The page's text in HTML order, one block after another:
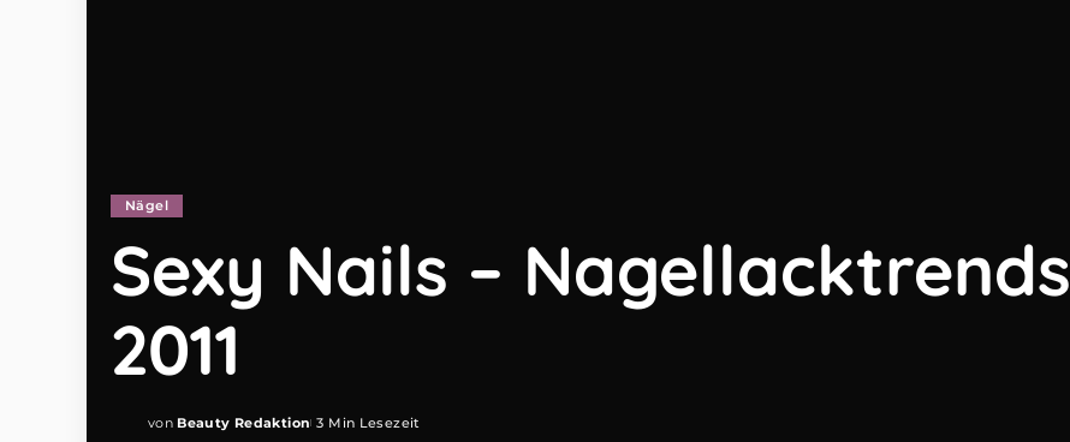
Nägel
Sexy Nails – Nagellacktrends
2011
Posted
von Beauty Redaktion 3 Min Lesezeit